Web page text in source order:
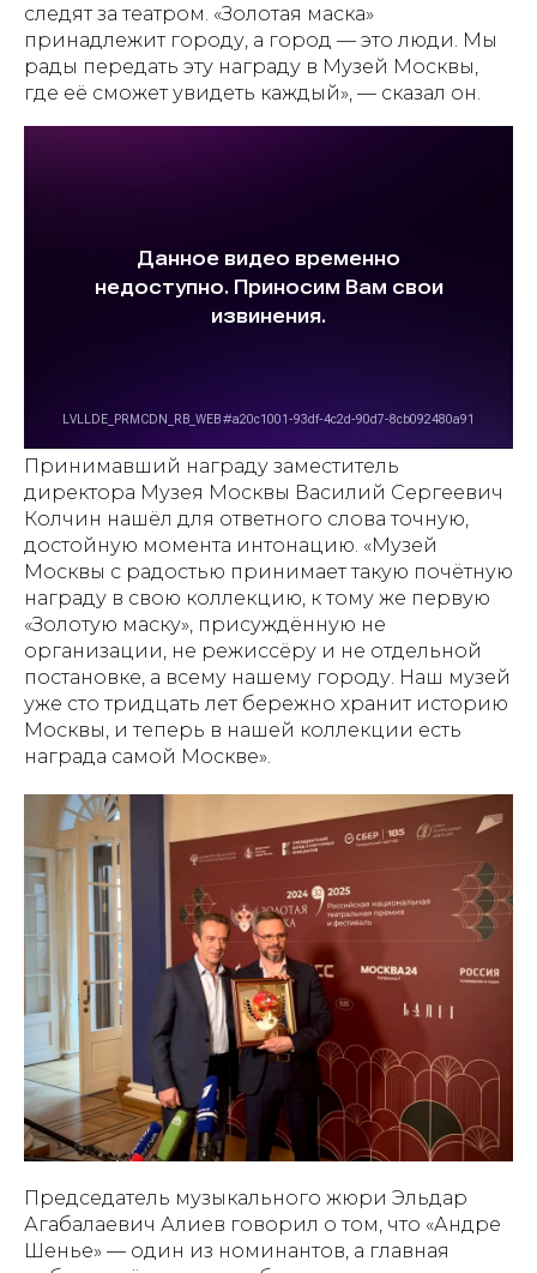
следят за театром. «Золотая маска»
принадлежит городу, а город — это люди. Мы
рады передать эту награду в Музей Москвы,
где её сможет увидеть каждый», — сказал он.
Принимавший награду заместитель
директора Музея Москвы Василий Сергеевич
Колчин нашёл для ответного слова точную,
достойную момента интонацию. «Музей
Москвы с радостью принимает такую почётную
награду в свою коллекцию, к тому же первую
«Золотую маску», присуждённую не
организации, не режиссёру и не отдельной
постановке, а всему нашему городу. Наш музей
уже сто тридцать лет бережно хранит историю
Москвы, и теперь в нашей коллекции есть
награда самой Москве».
Председатель музыкального жюри Эльдар
Агабалаевич Алиев говорил о том, что «Андре
Шенье» — один из номинантов, а главная